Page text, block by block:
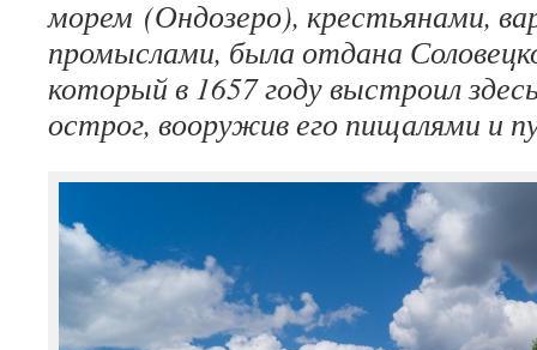
морем (Ондозеро), крестьянами,
промыслами, была отдана
который в 1657 году выстроил
острог, вооружив его пищалями и